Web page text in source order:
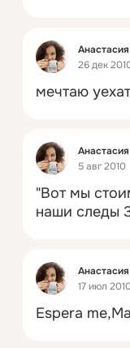
Фид
26 дек
мечтаю
Фид
5 авг 2010
"Вот мы
наши следы
Фид
17 июл
Espera